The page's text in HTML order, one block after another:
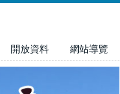
開放資料 網站導覽